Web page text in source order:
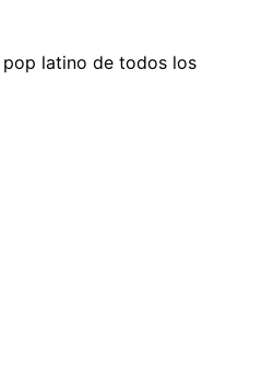
pop latino de todos los